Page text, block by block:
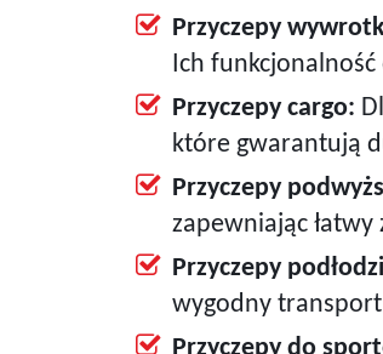
Przyczepy
Ich
Przyczepy cargo:
które gwarantują
Przyczepy
zapewniając łatwy
Przyczepy
wygodny